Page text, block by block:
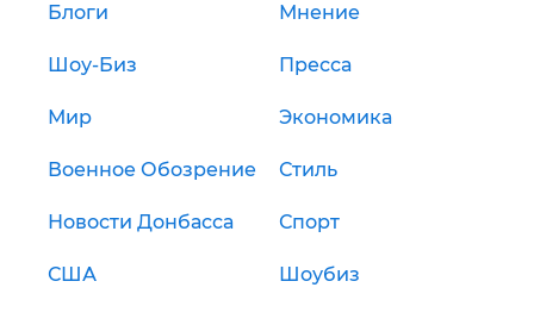
Блоги Мнение
Шоу-Биз Пресса
Мир Экономика
Военное Обозрение Стиль
Новости Донбасса Спорт
США Шоубиз